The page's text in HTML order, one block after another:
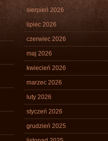
sierpień 2026
lipiec 2026
czerwiec 2026
maj 2026
kwiecień 2026
marzec 2026
luty 2026
styczeń 2026
grudzień 2025